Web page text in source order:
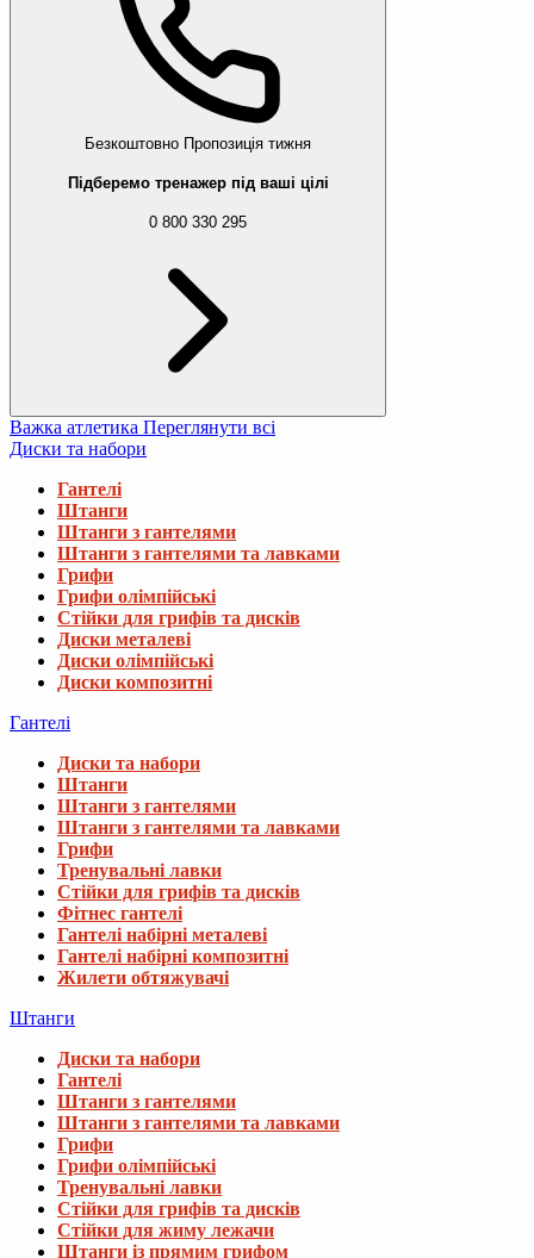
Безкоштовно Пропозиція тижня
Підберемо тренажер під ваші цілі
0 800 330 295
Важка атлетика Переглянути всі
Диски та набори
Гантелі
Штанги
Штанги з гантелями
Штанги з гантелями та лавками
Грифи
Грифи олімпійські
Стійки для грифів та дисків
Диски металеві
Диски олімпійські
Диски композитні
Гантелі
Диски та набори
Штанги
Штанги з гантелями
Штанги з гантелями та лавками
Грифи
Тренувальні лавки
Стійки для грифів та дисків
Фітнес гантелі
Гантелі набірні металеві
Гантелі набірні композитні
Жилети обтяжувачі
Штанги
Диски та набори
Гантелі
Штанги з гантелями
Штанги з гантелями та лавками
Грифи
Грифи олімпійські
Тренувальні лавки
Стійки для грифів та дисків
Стійки для жиму лежачи
Штанги із прямим грифом